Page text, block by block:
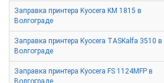
Заправка принтера Kyocera KM 1815 в
Волгограде
Заправка принтера Kyocera TASKalfa 3510 в
Волгограде
Заправка принтера Kyocera FS 1124MFP в